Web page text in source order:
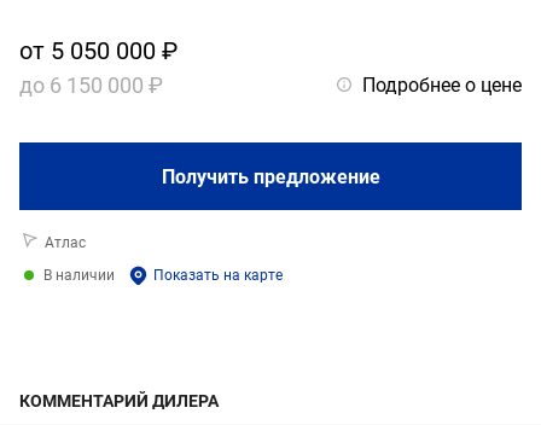
КОММЕНТАРИЙ ДИЛЕРА
от 5 050 000 ₽
до 6 150 000 ₽ Подробнее о цене
Получить предложение
Атлас
В наличии
Показать на карте